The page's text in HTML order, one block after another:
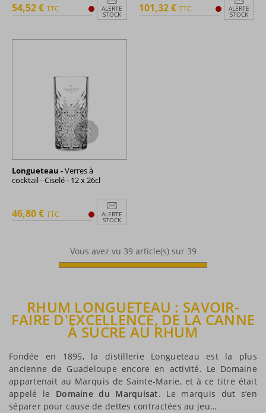
ALERTE
STOCK
54,52 € TTC ALERTE
STOCK
101,32 € TTC
Longueteau -Verres à
cocktail - Ciselé - 12 x 26cl
ALERTE
STOCK
46,80 € TTC
Vous avez vu 39article(s) sur 39
RHUM LONGUETEAU : SAVOIR-
FAIRE D'EXCELLENCE, DE LA CANNE
À SUCRE AU RHUM
Fondée en 1895, la distillerie Longueteau est la plus
ancienne de Guadeloupe encore en activité. Le Domaine
appartenait au Marquis de Sainte-Marie, et à ce titre était
appelé le Domaine du Marquisat. Le marquis dut s’en
séparer pour cause de dettes contractées au jeu…